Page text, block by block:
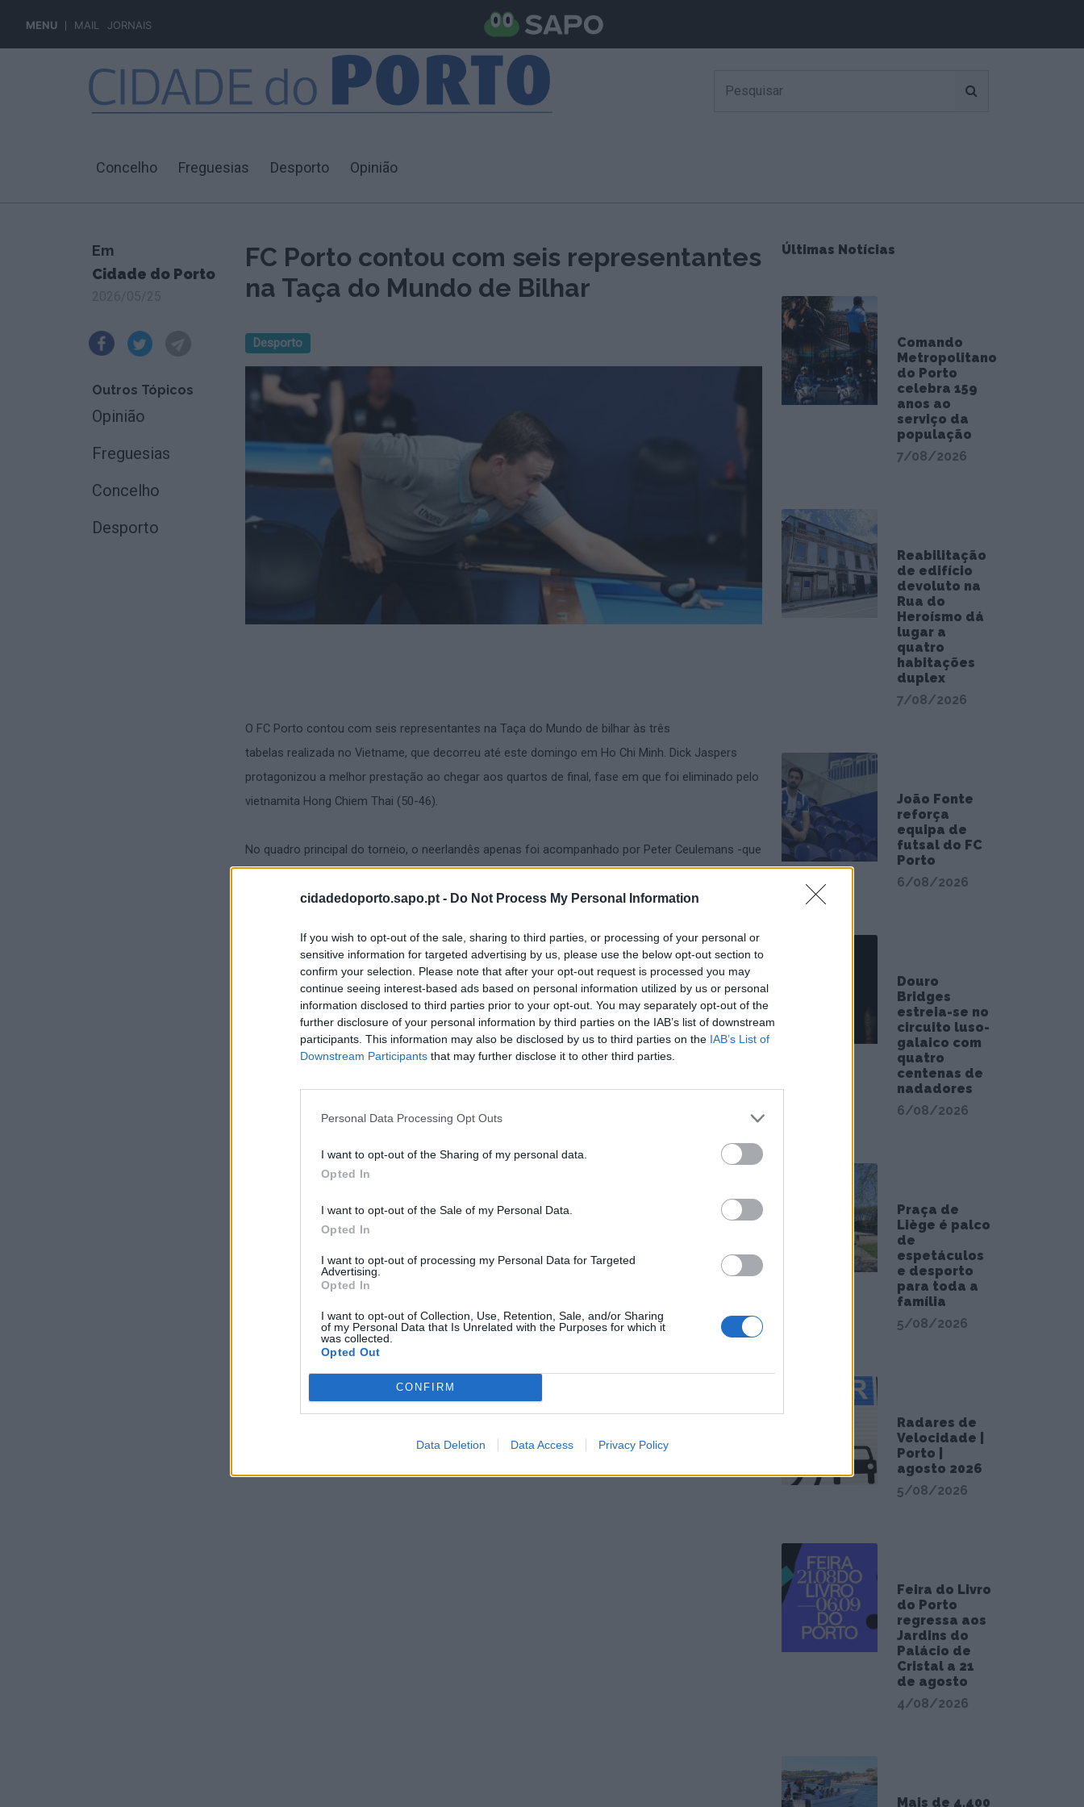
cidadedoporto.sapo.pt - Do Not Process My Personal Information
If you wish to opt-out of the sale, sharing to third parties, or processing of your personal or
sensitive information for targeted advertising by us, please use the below opt-out section to
confirm your selection. Please note that after your opt-out request is processed you may
continue seeing interest-based ads based on personal information utilized by us or personal
information disclosed to third parties prior to your opt-out. You may separately opt-out of the
further disclosure of your personal information by third parties on the IAB’s list of downstream
participants. This information may also be disclosed by us to third parties on the IAB’s List of
Downstream Participants that may further disclose it to other third parties.
Personal Data Processing Opt Outs
I want to opt-out of the Sharing of my personal data.
Opted In
I want to opt-out of the Sale of my Personal Data.
Opted In
I want to opt-out of processing my Personal Data for Targeted
Advertising.
Opted In
I want to opt-out of Collection, Use, Retention, Sale, and/or Sharing
of my Personal Data that Is Unrelated with the Purposes for which it
was collected.
Opted Out
CONFIRM
Data Deletion Data Access Privacy Policy
MENU MAIL JORNAIS
Concelho Freguesias Desporto Opinião
Em
Cidade do Porto
Outros Tópicos
Opinião
Freguesias
Concelho
Desporto
FC Porto contou com seis representantes
na Taça do Mundo de Bilhar
Desporto
O FC Porto contou com seis representantes na Taça do Mundo de bilhar às três
tabelas realizada no Vietname, que decorreu até este domingo em Ho Chi Minh. Dick Jaspers
protagonizou a melhor prestação ao chegar aos quartos de final, fase em que foi eliminado pelo
vietnamita Hong Chiem Thai (50-46).
No quadro principal do torneio, o neerlandês apenas foi acompanhado por Peter Ceulemans -que
ficou em terceiro lugar no grupo, após uma vitória e duas derrotas, e não conseguiu o acesso
aos oitavos de final - depois de José Miguel Soares - derrotado pelo grego Vangelis Moulos (35-
ao colega Ruben Legazpi (40-35) - e Torbjörn Blomdahl, com um empate e uma derrota, terem
caído na qualificação.
O calendário competitivo prossegue com a Taça do Mundo da Turquia, em Ankara, que antecede
a etapa disputada no Porto, a partir de 12 de julho.
Fonte/Foto: FC Porto
Últimas Notícias
Comando
Metropolitano
do Porto
celebra 159
anos ao
serviço da
população
7/08/2026
Reabilitação
de edifício
devoluto na
Rua do
Heroísmo dá
lugar a
quatro
habitações
duplex
7/08/2026
João Fonte
reforça
equipa de
futsal do FC
Porto
6/08/2026
Douro
Bridges
estreia-se no
circuito luso-
galaico com
quatro
centenas de
nadadores
6/08/2026
Praça de
Liège é palco
de
espetáculos
e desporto
para toda a
família
5/08/2026
Radares de
Velocidade |
Porto |
agosto 2026
5/08/2026
Feira do Livro
do Porto
regressa aos
Jardins do
Palácio de
Cristal a 21
de agosto
4/08/2026
Mais de 4.400